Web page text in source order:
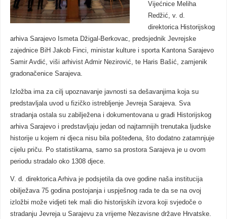
Vijećnice Meliha
Redžić, v. d.
direktorica Historijskog
arhiva Sarajevo Ismeta Džigal-Berkovac, predsjednik Jevrejske
zajednice BiH Jakob Finci, ministar kulture i sporta Kantona Sarajevo
Samir Avdić, viši arhivist Admir Nezirović, te Haris Bašić, zamjenik
gradonačenice Sarajeva.
Izložba ima za cilj upoznavanje javnosti sa dešavanjima koja su
predstavljala uvod u fizičko istrebljenje Jevreja Sarajeva. Sva
stradanja ostala su zabilježena i dokumentovana u građi Historijskog
arhiva Sarajevo i predstavljaju jedan od najtamnijih trenutaka ljudske
historije u kojem ni djeca nisu bila pošteđena, što dodatno zatamnjuje
cijelu priču. Po statistikama, samo sa prostora Sarajeva je u ovom
periodu stradalo oko 1308 djece.
V. d. direktorica Arhiva je podsjetila da ove godine naša institucija
obilježava 75 godina postojanja i uspješnog rada te da se na ovoj
izložbi može vidjeti tek mali dio historijskih izvora koji svjedoče o
stradanju Jevreja u Sarajevu za vrijeme Nezavisne države Hrvatske.